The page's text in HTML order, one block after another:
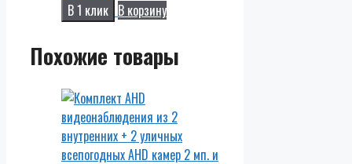
В 1 клик В корзину
Похожие товары